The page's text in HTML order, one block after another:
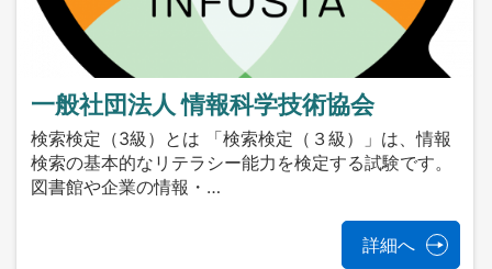
一般社団法人 情報科学技術協会
検索検定（3級）とは 「検索検定（３級）」は、情報
検索の基本的なリテラシー能力を検定する試験です。
図書館や企業の情報・…
詳細へ